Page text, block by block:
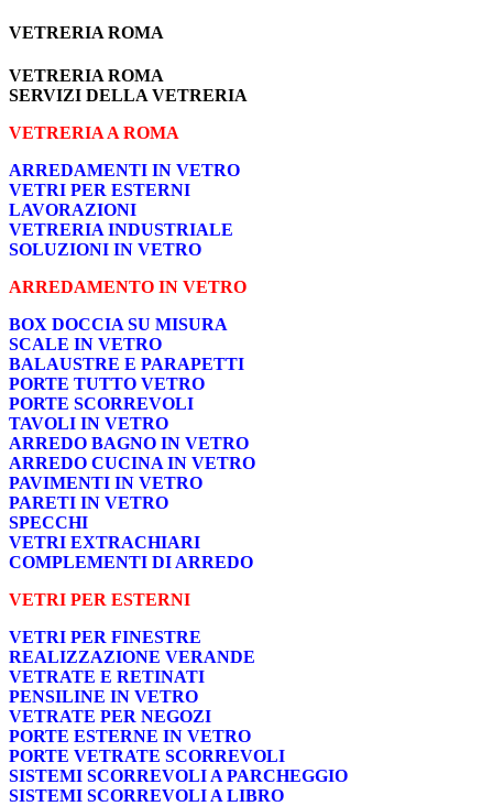
VETRERIA ROMA
VETRERIA ROMA
SERVIZI DELLA VETRERIA
VETRERIA A ROMA
ARREDAMENTI IN VETRO
VETRI PER ESTERNI
LAVORAZIONI
VETRERIA INDUSTRIALE
SOLUZIONI IN VETRO
ARREDAMENTO IN VETRO
BOX DOCCIA SU MISURA
SCALE IN VETRO
BALAUSTRE E PARAPETTI
PORTE TUTTO VETRO
PORTE SCORREVOLI
TAVOLI IN VETRO
ARREDO BAGNO IN VETRO
ARREDO CUCINA IN VETRO
PAVIMENTI IN VETRO
PARETI IN VETRO
SPECCHI
VETRI EXTRACHIARI
COMPLEMENTI DI ARREDO
VETRI PER ESTERNI
VETRI PER FINESTRE
REALIZZAZIONE VERANDE
VETRATE E RETINATI
PENSILINE IN VETRO
VETRATE PER NEGOZI
PORTE ESTERNE IN VETRO
PORTE VETRATE SCORREVOLI
SISTEMI SCORREVOLI A PARCHEGGIO
SISTEMI SCORREVOLI A LIBRO